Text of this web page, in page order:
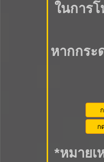
ในการ
หากกระ
*หมายเ